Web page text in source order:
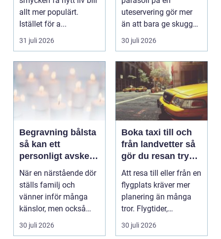
allt mer populärt.
Istället för a...
31 juli 2026
uteservering gör mer
än att bara ge skugga.
Det påverkar hur länge
gäs...
30 juli 2026
Begravning bålsta
så kan ett
personligt avsked
formas
När en närstående dör
ställs familj och
vänner inför många
känslor, men också
praktiska beslut. En b...
30 juli 2026
Boka taxi till och
från landvetter så
gör du resan trygg
och smidig
Att resa till eller från en
flygplats kräver mer
planering än många
tror. Flygtider,
packning, säker...
30 juli 2026